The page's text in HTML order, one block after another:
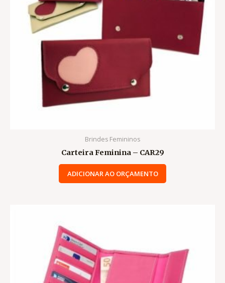
Brindes Femininos
Carteira Feminina – CAR29
ADICIONAR AO ORÇAMENTO